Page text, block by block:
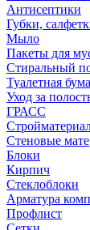
Антисептики
Губки,
Мыло
Пакеты для
Стиральный
Туалетная
Уход за
ГРАСС
Стеновые
Блоки
Кирпич
Стеклоблоки
Арматура
Профлист